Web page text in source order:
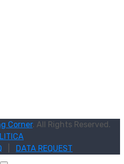
Corner. All Rights Reserved.
DATA REQUEST